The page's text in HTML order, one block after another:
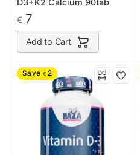
D3+K2 Calcium 90tab
€ 7
Add to Cart
Save € 2